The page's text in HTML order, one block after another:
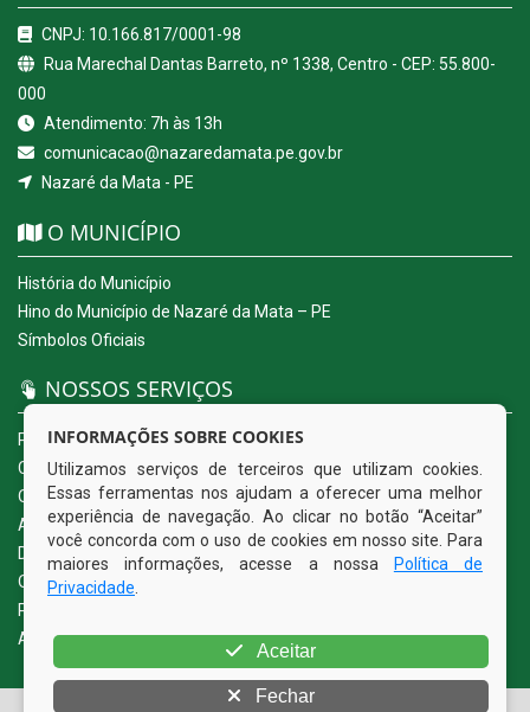
CNPJ: 10.166.817/0001-98
Rua Marechal Dantas Barreto, nº 1338, Centro - CEP: 55.800-
000
Atendimento: 7h às 13h
comunicacao@nazaredamata.pe.gov.br
Nazaré da Mata - PE
O MUNICÍPIO
História do Município
Hino do Município de Nazaré da Mata – PE
Símbolos Oficiais
NOSSOS SERVIÇOS
Portal da Transparência
Carta de Serviços ao Usuário
Ouvidoria Eletrônica
Acesso a Informação (eSIC)
Diário Oficial
Quadro de Avisos
Política de Privacidade
Acessibilidade
INFORMAÇÕES SOBRE COOKIES
Utilizamos serviços de terceiros que utilizam cookies.
Essas ferramentas nos ajudam a oferecer uma melhor
experiência de navegação. Ao clicar no botão “Aceitar”
você concorda com o uso de cookies em nosso site. Para
maiores informações, acesse a nossa
Política de
Privacidade
Aceitar
Fechar